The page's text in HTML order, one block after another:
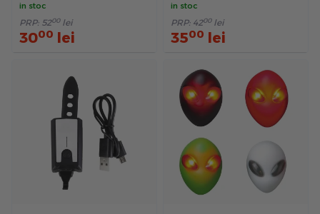
in stoc
PRP: 5200 lei
3000 lei
in stoc
PRP: 4200 lei
3500 lei